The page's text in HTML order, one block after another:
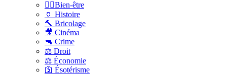
🧑‍⚕️Bien-être
🏺 Histoire
🔨 Bricolage
🎥 Cinéma
🔫 Crime
⚖️ Droit
⚖️ Économie
🛐 Ésotérisme